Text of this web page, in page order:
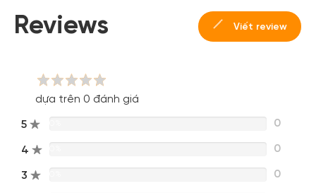
Reviews Viết review
dựa trên 0 đánh giá
5 0
4 0
3 0
Hoặc đăng nhập bằng